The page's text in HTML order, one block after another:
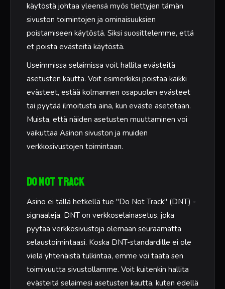
käytöstä johtaa yleensä myös tiettyjen tämän
sivuston toimintojen ja ominaisuuksien
poistamiseen käytöstä. Siksi suosittelemme, että
et poista evästeitä käytöstä.
Useimmissa selaimissa voit hallita evästeitä
asetusten kautta. Voit esimerkiksi poistaa kaikki
evästeet, estää kolmannen osapuolen evästeet
tai pyytää ilmoitusta aina, kun eväste asetetaan.
Muista, että näiden asetusten muuttaminen voi
vaikuttaa Asinon sivuston ja muiden
verkkosivustojen toimintaan.
Do Not Track
Asino ei tällä hetkellä tue "Do Not Track" (DNT) -
signaaleja. DNT on verkkoselainasetus, joka
pyytää verkkosivustoja olemaan seuraamatta
selaustoimintaasi. Koska DNT-standardille ei ole
vielä yhtenäistä tulkintaa, emme voi taata sen
toimivuutta sivustollamme. Voit kuitenkin hallita
evästeitä selaimesi asetusten kautta, kuten edellä